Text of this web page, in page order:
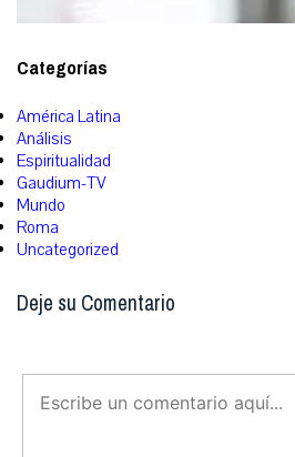
Categorías
América Latina
Análisis
Espiritualidad
Gaudium-TV
Mundo
Roma
Uncategorized
Deje su Comentario